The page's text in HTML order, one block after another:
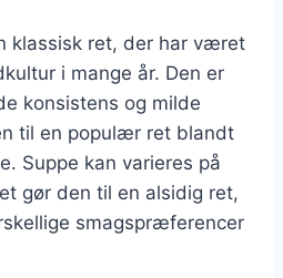
klassisk ret, der har været
i mange år. Den er
konsistens og milde
til en populær ret blandt
Suppe kan varieres på
gør den til en alsidig ret,
smagspræferencer